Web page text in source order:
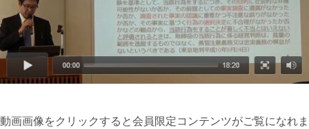
動画画像をクリックすると会員限定コンテンツがご覧になれま